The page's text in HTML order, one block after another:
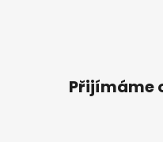
Přijímáme